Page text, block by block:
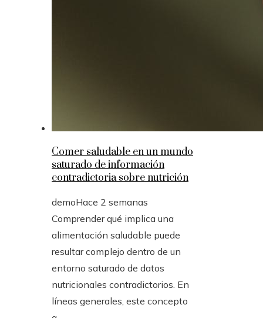
Comer saludable en un mundo
saturado de información
contradictoria sobre nutrición
demoHace 2 semanas
Comprender qué implica una
alimentación saludable puede
resultar complejo dentro de un
entorno saturado de datos
nutricionales contradictorios. En
líneas generales, este concepto